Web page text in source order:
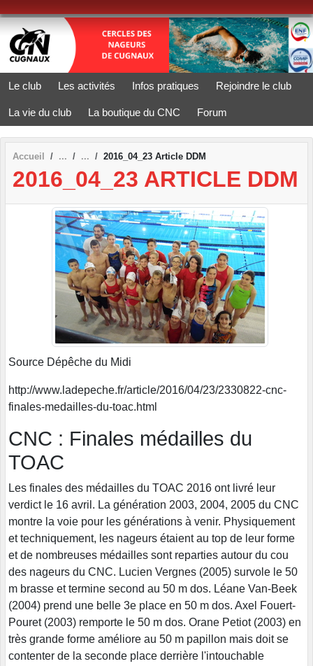
Le club Les activités Infos pratiques Rejoindre le club
La vie du club La boutique du CNC Forum
Accueil 2016_04_23 Article DDM
2016_04_23 ARTICLE DDM
Source Dépêche du Midi
http://www.ladepeche.fr/article/2016/04/23/2330822-cnc-
finales-medailles-du-toac.html
CNC : Finales médailles du
TOAC
Les finales des médailles du TOAC 2016 ont livré leur
verdict le 16 avril. La génération 2003, 2004, 2005 du CNC
montre la voie pour les générations à venir. Physiquement
et techniquement, les nageurs étaient au top de leur forme
et de nombreuses médailles sont reparties autour du cou
des nageurs du CNC. Lucien Vergnes (2005) survole le 50
m brasse et termine second au 50 m dos. Léane Van-Beek
(2004) prend une belle 3e place en 50 m dos. Axel Fouert-
Pouret (2003) remporte le 50 m dos. Orane Petiot (2003) en
très grande forme améliore au 50 m papillon mais doit se
contenter de la seconde place derrière l'intouchable